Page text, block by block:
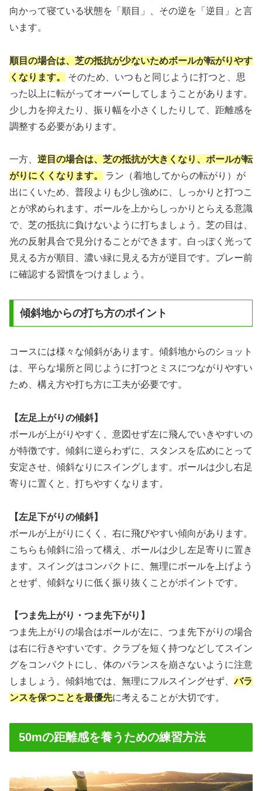
向かって寝ている状態を「順目」、その逆を「逆目」と言
います。
順目の場合は、芝の抵抗が少ないためボールが転がりやす
くなります。
そのため、いつもと同じように打つと、思
った以上に転がってオーバーしてしまうことがあります。
少し力を抑えたり、振り幅を小さくしたりして、距離感を
調整する必要があります。
一方、 逆目の場合は、芝の抵抗が大きくなり、ボールが転
がりにくくなります。
ラン（着地してからの転がり）が
出にくいため、普段よりも少し強めに、しっかりと打つこ
とが求められます。ボールを上からしっかりとらえる意識
で、芝の抵抗に負けないように打ちましょう。芝の目は、
光の反射具合で見分けることができます。白っぽく光って
見える方が順目、濃い緑に見える方が逆目です。プレー前
に確認する習慣をつけましょう。
傾斜地からの打ち方のポイント
コースには様々な傾斜があります。傾斜地からのショット
は、平らな場所と同じように打つとミスにつながりやすい
ため、構え方や打ち方に工夫が必要です。
【左足上がりの傾斜】
ボールが上がりやすく、意図せず左に飛んでいきやすいの
が特徴です。傾斜に逆らわずに、スタンスを広めにとって
安定させ、傾斜なりにスイングします。ボールは少し右足
寄りに置くと、打ちやすくなります。
【左足下がりの傾斜】
ボールが上がりにくく、右に飛びやすい傾向があります。
こちらも傾斜に沿って構え、ボールは少し左足寄りに置き
ます。スイングはコンパクトに、無理にボールを上げよう
とせず、傾斜なりに低く振り抜くことがポイントです。
【つま先上がり・つま先下がり】
つま先上がりの場合はボールが左に、つま先下がりの場合
は右に行きやすいです。クラブを短く持つなどしてスイン
グをコンパクトにし、体のバランスを崩さないように注意
しましょう。傾斜地では、無理にフルスイングせず、バラ
ンスを保つことを最優先に考えることが大切です。
50mの距離感を養うための練習方法